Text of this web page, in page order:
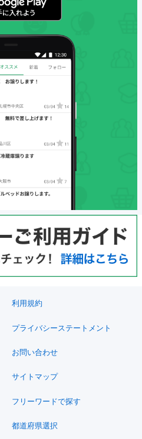
利用規約
プライバシーステートメント
お問い合わせ
サイトマップ
フリーワードで探す
都道府県選択